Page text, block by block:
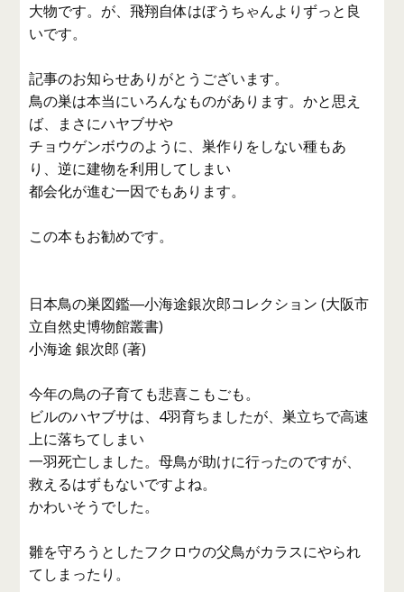
大物です。が、飛翔自体はぼうちゃんよりずっと良
いです。
記事のお知らせありがとうございます。
鳥の巣は本当にいろんなものがあります。かと思え
ば、まさにハヤブサや
チョウゲンボウのように、巣作りをしない種もあ
り、逆に建物を利用してしまい
都会化が進む一因でもあります。
この本もお勧めです。
日本鳥の巣図鑑―小海途銀次郎コレクション (大阪市
立自然史博物館叢書)
小海途 銀次郎 (著)
今年の鳥の子育ても悲喜こもごも。
ビルのハヤブサは、4羽育ちましたが、巣立ちで高速
上に落ちてしまい
一羽死亡しました。母鳥が助けに行ったのですが、
救えるはずもないですよね。
かわいそうでした。
雛を守ろうとしたフクロウの父鳥がカラスにやられ
てしまったり。